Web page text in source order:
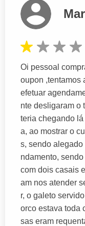
Oi pessoal
oupon ,tentamos
efetuar
nte desligaram o
teria chegando
a, ao mostrar o
s, sendo
ndamento,
com dois casais
am nos atender
r, o galeto
orco estava toda
sas eram